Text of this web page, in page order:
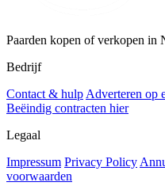
Paarden kopen of verkopen in
Bedrijf
Contact & hulpAdverteren op
Beëindig contracten hier
Legaal
Impressum Privacy Policy
voorwaarden